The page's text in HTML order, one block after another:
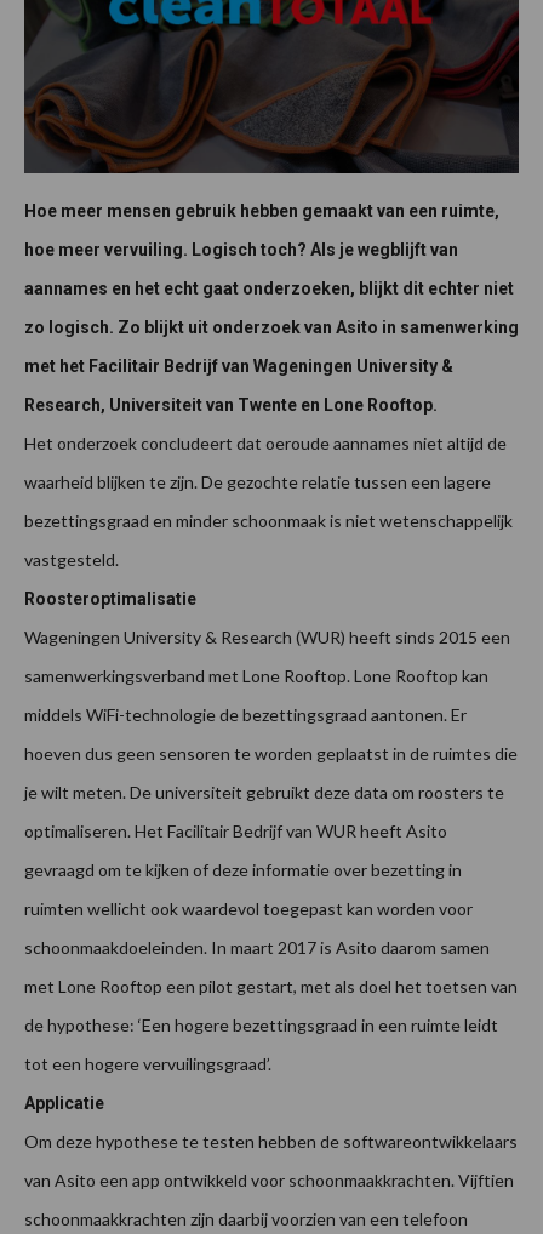
Hoe meer mensen gebruik hebben gemaakt van een ruimte,
hoe meer vervuiling. Logisch toch? Als je wegblijft van
aannames en het echt gaat onderzoeken, blijkt dit echter niet
zo logisch. Zo blijkt uit onderzoek van Asito in samenwerking
met het Facilitair Bedrijf van Wageningen University &
Research, Universiteit van Twente en Lone Rooftop.
Het onderzoek concludeert dat oeroude aannames niet altijd de
waarheid blijken te zijn. De gezochte relatie tussen een lagere
bezettingsgraad en minder schoonmaak is niet wetenschappelijk
vastgesteld.
Roosteroptimalisatie
Wageningen University & Research (WUR) heeft sinds 2015 een
samenwerkingsverband met Lone Rooftop. Lone Rooftop kan
middels WiFi-technologie de bezettingsgraad aantonen. Er
hoeven dus geen sensoren te worden geplaatst in de ruimtes die
je wilt meten. De universiteit gebruikt deze data om roosters te
optimaliseren. Het Facilitair Bedrijf van WUR heeft Asito
gevraagd om te kijken of deze informatie over bezetting in
ruimten wellicht ook waardevol toegepast kan worden voor
schoonmaakdoeleinden. In maart 2017 is Asito daarom samen
met Lone Rooftop een pilot gestart, met als doel het toetsen van
de hypothese: ‘Een hogere bezettingsgraad in een ruimte leidt
tot een hogere vervuilingsgraad’.
Applicatie
Om deze hypothese te testen hebben de softwareontwikkelaars
van Asito een app ontwikkeld voor schoonmaakkrachten. Vijftien
schoonmaakkrachten zijn daarbij voorzien van een telefoon